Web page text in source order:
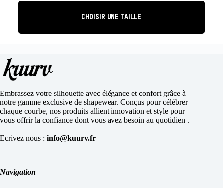
CHOISIR UNE TAILLE
Embrassez votre silhouette avec élégance et confort grâce à
notre gamme exclusive de shapewear. Conçus pour célébrer
chaque courbe, nos produits allient innovation et style pour
vous offrir la confiance dont vous avez besoin au quotidien .
Ecrivez nous : info@kuurv.fr
Navigation